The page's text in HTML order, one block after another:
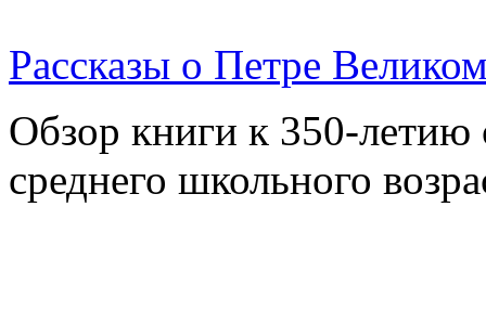
Рассказы о Петре
Обзор книги к 350-
среднего школьного